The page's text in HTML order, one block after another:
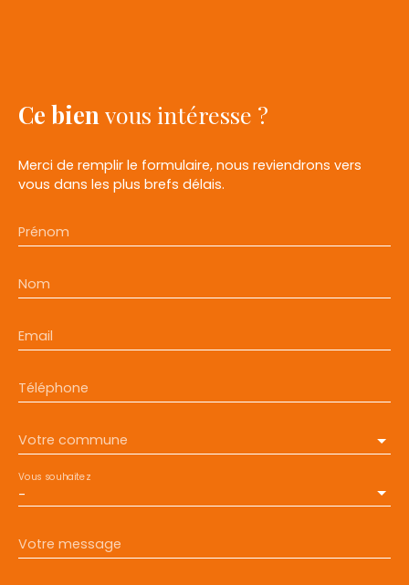
Ce bien vous intéresse ?
Merci de remplir le formulaire, nous reviendrons vers
vous dans les plus brefs délais.
Prénom
Nom
Email
Téléphone
Votre commune
-
Vous souhaitez
Votre message